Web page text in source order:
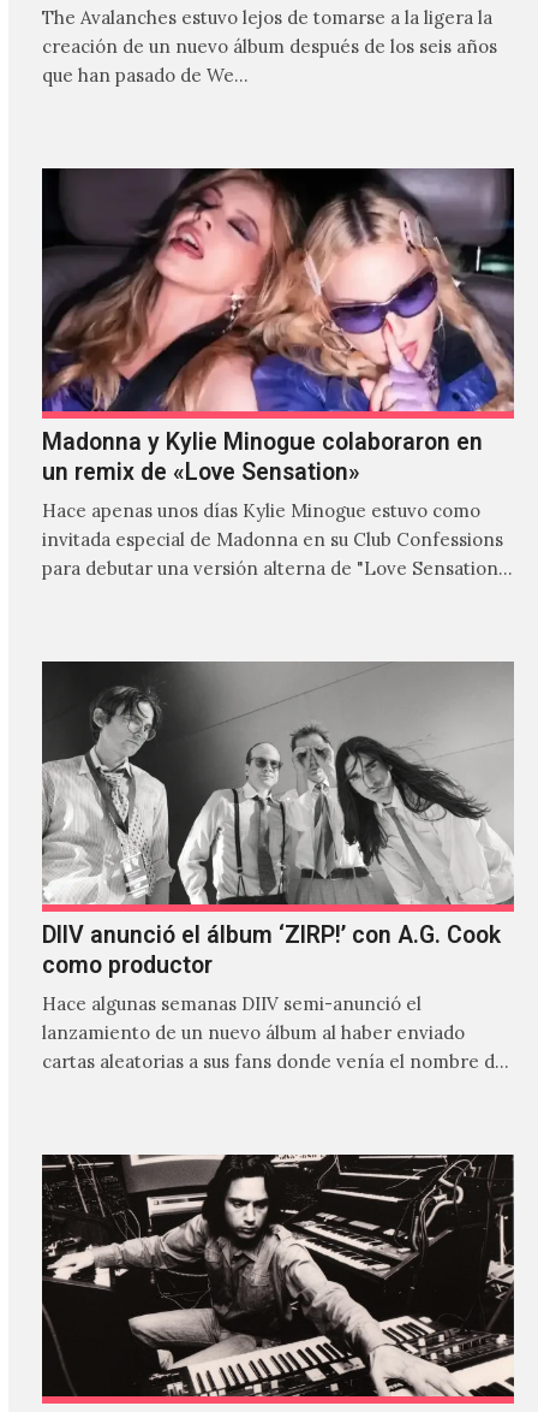
The Avalanches estuvo lejos de tomarse a la ligera la
creación de un nuevo álbum después de los seis años
que han pasado de We…
Madonna y Kylie Minogue colaboraron en
un remix de «Love Sensation»
Hace apenas unos días Kylie Minogue estuvo como
invitada especial de Madonna en su Club Confessions
para debutar una versión alterna de "Love Sensation",
DIIV anunció el álbum ‘ZIRP!’ con A.G. Cook
como productor
Hace algunas semanas DIIV semi-anunció el
lanzamiento de un nuevo álbum al haber enviado
cartas aleatorias a sus fans donde venía el nombre de